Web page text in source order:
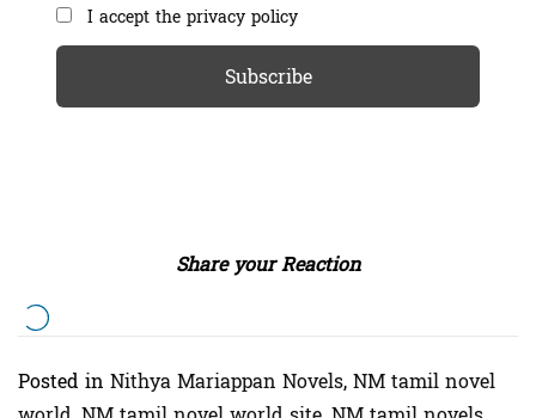
I accept the privacy policy
Share your Reaction
Posted in Nithya Mariappan Novels,NM tamil novel